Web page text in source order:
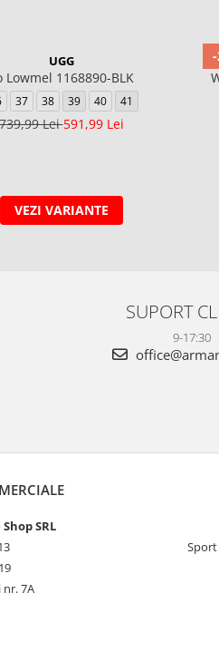
UGG
Lowmel 1168890-BLK
37 38 39 40 41
Lei591,99 Lei
VEZI VARIANTE
SUPORT
9-17:30
SRL
nr. 7A